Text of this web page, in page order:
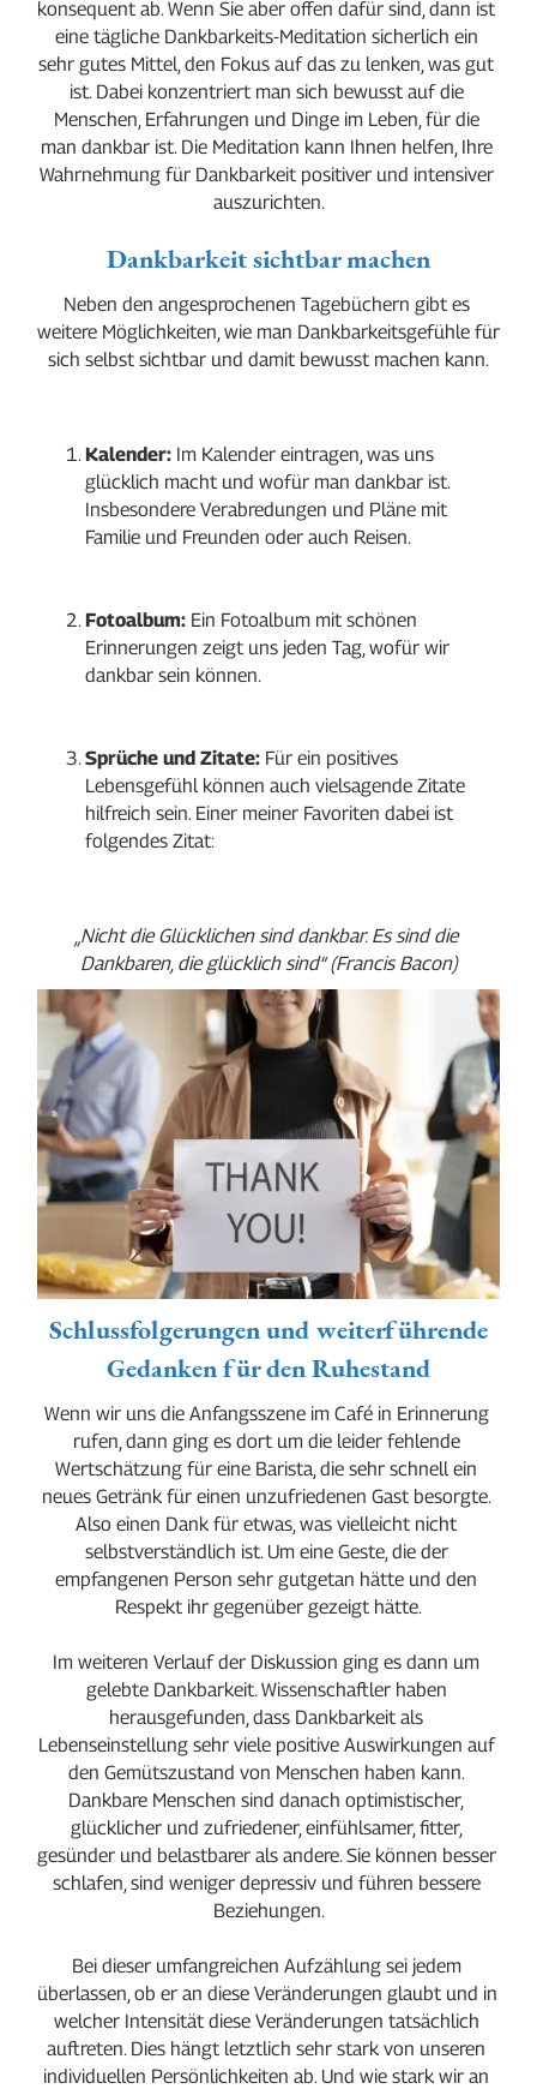
konsequent ab. Wenn Sie aber offen dafür sind, dann ist
eine tägliche Dankbarkeits-Meditation sicherlich ein
sehr gutes Mittel, den Fokus auf das zu lenken, was gut
ist. Dabei konzentriert man sich bewusst auf die
Menschen, Erfahrungen und Dinge im Leben, für die
man dankbar ist. Die Meditation kann Ihnen helfen, Ihre
Wahrnehmung für Dankbarkeit positiver und intensiver
auszurichten.
Dankbarkeit sichtbar machen
Neben den angesprochenen Tagebüchern gibt es
weitere Möglichkeiten, wie man Dankbarkeitsgefühle für
sich selbst sichtbar und damit bewusst machen kann.
Kalender: Im Kalender eintragen, was uns
glücklich macht und wofür man dankbar ist.
Insbesondere Verabredungen und Pläne mit
Familie und Freunden oder auch Reisen.
Fotoalbum: Ein Fotoalbum mit schönen
Erinnerungen zeigt uns jeden Tag, wofür wir
dankbar sein können.
Sprüche und Zitate: Für ein positives
Lebensgefühl können auch vielsagende Zitate
hilfreich sein. Einer meiner Favoriten dabei ist
folgendes Zitat:
„Nicht die Glücklichen sind dankbar. Es sind die
Dankbaren, die glücklich sind“ (Francis Bacon)
Schlussfolgerungen und weiterführende
Gedanken für den Ruhestand
Wenn wir uns die Anfangsszene im Café in Erinnerung
rufen, dann ging es dort um die leider fehlende
Wertschätzung für eine Barista, die sehr schnell ein
neues Getränk für einen unzufriedenen Gast besorgte.
Also einen Dank für etwas, was vielleicht nicht
selbstverständlich ist. Um eine Geste, die der
empfangenen Person sehr gutgetan hätte und den
Respekt ihr gegenüber gezeigt hätte.
Im weiteren Verlauf der Diskussion ging es dann um
gelebte Dankbarkeit. Wissenschaftler haben
herausgefunden, dass Dankbarkeit als
Lebenseinstellung sehr viele positive Auswirkungen auf
den Gemütszustand von Menschen haben kann.
Dankbare Menschen sind danach optimistischer,
glücklicher und zufriedener, einfühlsamer, fitter,
gesünder und belastbarer als andere. Sie können besser
schlafen, sind weniger depressiv und führen bessere
Beziehungen.
Bei dieser umfangreichen Aufzählung sei jedem
überlassen, ob er an diese Veränderungen glaubt und in
welcher Intensität diese Veränderungen tatsächlich
auftreten. Dies hängt letztlich sehr stark von unseren
individuellen Persönlichkeiten ab. Und wie stark wir an